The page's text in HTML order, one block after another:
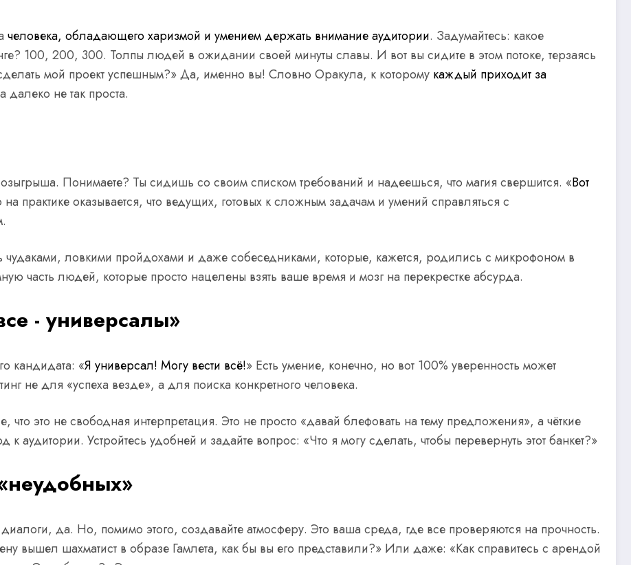
человека, обладающего харизмой и умением держать внимание аудитории. Задумайтесь: какое
100, 200, 300. Толпы людей в ожидании своей минуты славы. И вот вы сидите в этом потоке, терзаясь
мой проект успешным?» Да, именно вы! Словно Оракула, к которому каждый приходит за
не так проста.
Понимаете? Ты сидишь со своим списком требований и надеешься, что магия свершится. «Вот
практике оказывается, что ведущих, готовых к сложным задачам и умений справляться с
чудаками, ловкими пройдохами и даже собеседниками, которые, кажется, родились с микрофоном в
часть людей, которые просто нацелены взять ваше время и мозг на перекрестке абсурда.
- универсалы»
кандидата: «Я универсал! Могу вести всё!» Есть умение, конечно, но вот 100% уверенность может
не для «успеха везде», а для поиска конкретного человека.
это не свободная интерпретация. Это не просто «давай блефовать на тему предложения», а чёткие
к аудитории. Устройтесь удобней и задайте вопрос: «Что я могу сделать, чтобы перевернуть этот банкет?»
диалоги, да. Но, помимо этого, создавайте атмосферу. Это ваша среда, где все проверяются на прочность.
вышел шахматист в образе Гамлета, как бы вы его представили?» Или даже: «Как справитесь с арендой